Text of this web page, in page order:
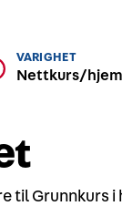
VARIGHET
Nettkurs/
til Grunnkurs